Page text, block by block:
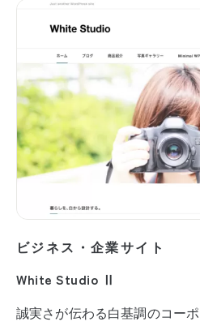
ビジネス・企業サイト
White Studio Ⅱ
誠実さが伝わる白基調のコー